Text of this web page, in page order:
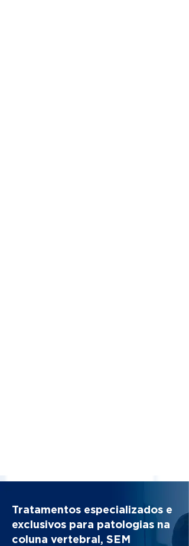
Tratamentos especializados e
exclusivos para patologias na
coluna vertebral, SEM